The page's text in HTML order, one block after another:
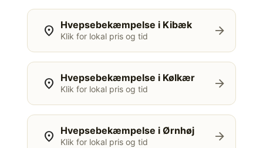
location_on Hvepsebekæmpelse i Kibæk
Klik for lokal pris og tid arrow_forward
location_on Hvepsebekæmpelse i Kølkær
Klik for lokal pris og tid arrow_forward
location_on Hvepsebekæmpelse i Ørnhøj
Klik for lokal pris og tid arrow_forward